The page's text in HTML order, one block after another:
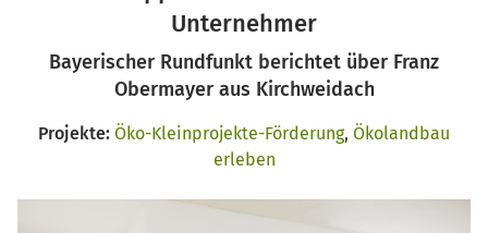
Unternehmer
Bayerischer Rundfunkt berichtet über Franz
Obermayer aus Kirchweidach
Projekte: Öko-Kleinprojekte-Förderung, Ökolandbau
erleben